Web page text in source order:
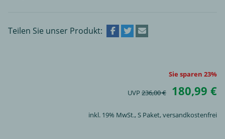
Teilen Sie unser Produkt:
Sie sparen 23%
UVP 236,00 € 180,99 €
inkl. 19% MwSt.,S Paket, versandkostenfrei